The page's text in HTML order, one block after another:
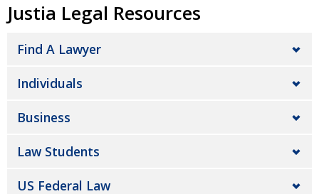
Justia Legal Resources
Find A Lawyer
Individuals
Business
Law Students
US Federal Law